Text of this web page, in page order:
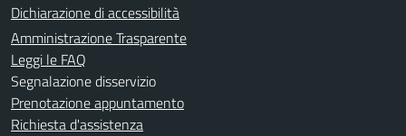
Dichiarazione di accessibilità
Amministrazione Trasparente
Leggi le FAQ
Segnalazione disservizio
Prenotazione appuntamento
Richiesta d'assistenza